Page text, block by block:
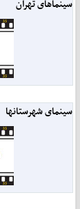
سینماهای تهران
سینمای شهرستانها